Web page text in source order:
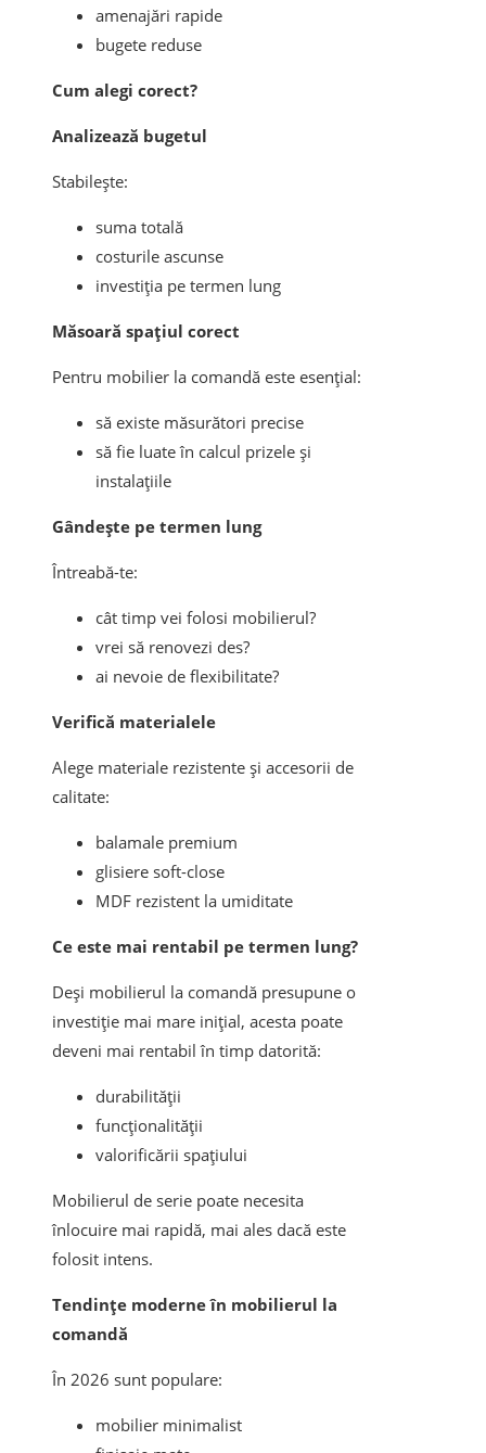
amenajări rapide
bugete reduse
Cum alegi corect?
Analizează bugetul
Stabilește:
suma totală
costurile ascunse
investiția pe termen lung
Măsoară spațiul corect
Pentru mobilier la comandă este esențial:
să existe măsurători precise
să fie luate în calcul prizele și
instalațiile
Gândește pe termen lung
Întreabă-te:
cât timp vei folosi mobilierul?
vrei să renovezi des?
ai nevoie de flexibilitate?
Verifică materialele
Alege materiale rezistente și accesorii de
calitate:
balamale premium
glisiere soft-close
MDF rezistent la umiditate
Ce este mai rentabil pe termen lung?
Deși mobilierul la comandă presupune o
investiție mai mare inițial, acesta poate
deveni mai rentabil în timp datorită:
durabilității
funcționalității
valorificării spațiului
Mobilierul de serie poate necesita
înlocuire mai rapidă, mai ales dacă este
folosit intens.
Tendințe moderne în mobilierul la
comandă
În 2026 sunt populare:
mobilier minimalist